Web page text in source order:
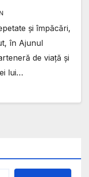
și împăcări,
în Ajunul
de viață și
lui…